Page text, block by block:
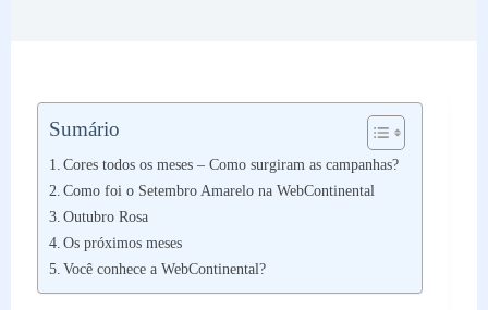
Sumário
Cores todos os meses – Como surgiram as campanhas?
Como foi o Setembro Amarelo na WebContinental
Outubro Rosa
Os próximos meses
Você conhece a WebContinental?